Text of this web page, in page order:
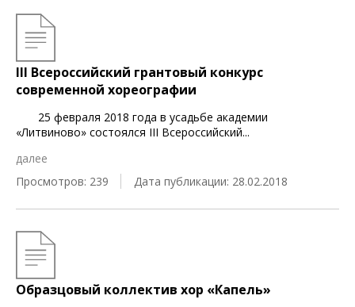
III Всероссийский грантовый конкурс
современной хореографии
25 февраля 2018 года в усадьбе академии
«Литвиново» состоялся III Всероссийский...
далее
Просмотров: 239
Дата публикации: 28.02.2018
Образцовый коллектив хор «Капель»